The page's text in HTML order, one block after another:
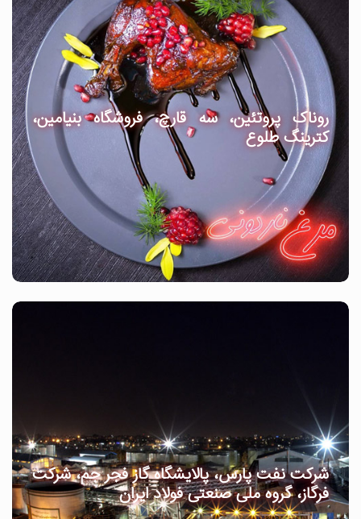
روناک پروتئین، سه قارچ، فروشگاه بنیامین،
کترینگ طلوع
شرکت نفت پارس، پالایشگاه گاز فجر جم، شرکت
فرگاز، گروه ملی صنعتی فولاد ایران